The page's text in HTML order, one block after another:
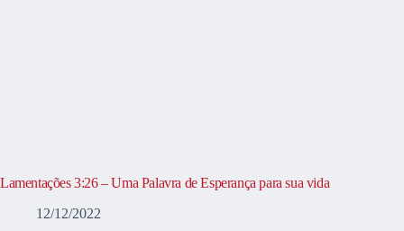
Lamentações 3:26 – Uma Palavra de Esperança para sua vida
12/12/2022